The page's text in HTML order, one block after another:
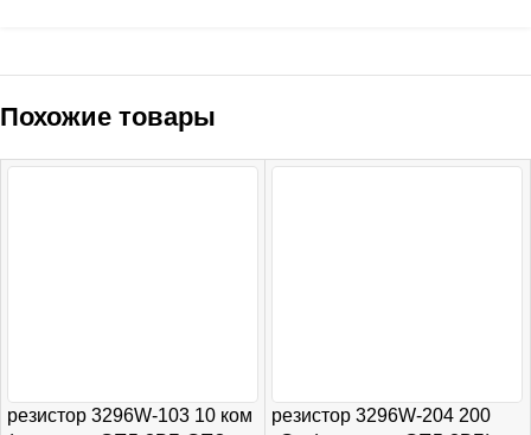
Похожие товары
резистор 3296W-103 10 ком
резистор 3296W-204 200